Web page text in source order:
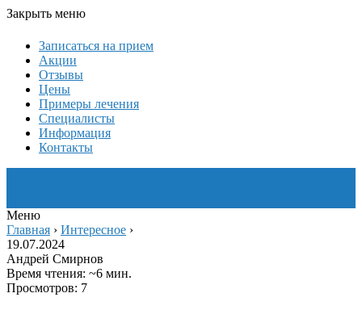
Закрыть меню
Записаться на прием
Акции
Отзывы
Цены
Примеры лечения
Специалисты
Информация
Контакты
Меню
Главная › Интересное ›
19.07.2024
Андрей Смирнов
Время чтения: ~6 мин.
Просмотров: 7